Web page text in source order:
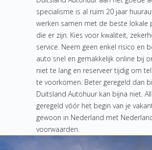
specialisme is al ruim 20 jaar
werken samen met de beste lokale
die er zijn. Kies voor kwaliteit,
service. Neem geen enkel risico en
auto snel en gemakkelijk online bij
niet te lang en reserveer tijdig om
te voorkomen. Beter geregeld dan
Duitsland Autohuur kan bijna niet.
geregeld vóór het begin van je
gewoon in Nederland met
voorwaarden.